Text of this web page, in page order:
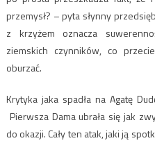
przemysł? – pyta słynny
z krzyżem oznacza
ziemskich czynników, co
oburzać.
Krytyka jaka spadła na Agatę
Pierwsza Dama ubrała się jak
do okazji. Cały ten atak, jaki ją